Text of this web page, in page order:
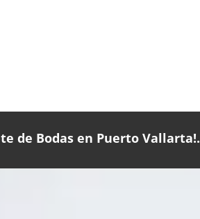
de Bodas en Puerto Vallarta!.